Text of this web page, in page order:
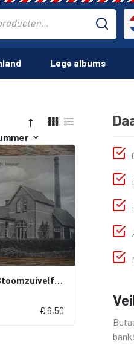
Lege albums
Westerhoven Stoomzuivelfabriek St. Isidorus
€ 6,50